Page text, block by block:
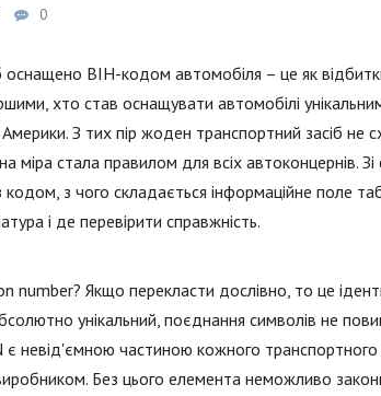
0
оснащено ВІН-кодом автомобіля – це як
хто став оснащувати автомобілі
З тих пір жоден транспортний засіб не
міра стала правилом для всіх автоконцернів.
з чого складається інформаційне поле
і де перевірити справжність.
Якщо перекласти дослівно, то це
унікальний, поєднання символів не
є невід'ємною частиною кожного
Без цього елемента неможливо